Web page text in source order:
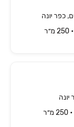
כפר יונה